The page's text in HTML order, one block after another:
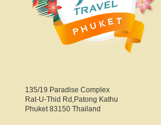
135/19 Paradise Complex
Rat-U-Thid Rd,Patong Kathu
Phuket 83150 Thailand